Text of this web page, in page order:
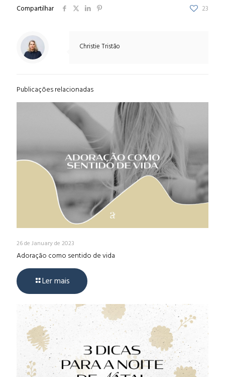
Compartilhar 23
Christie Tristão
Publicações relacionadas
26 de January de 2023
Adoração como sentido de vida
Ler mais